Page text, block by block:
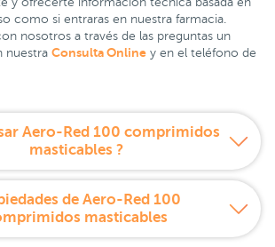
como si entraras en nuestra farmacia.
nosotros a través de las preguntas un
nuestra Consulta Online y en el teléfono de
Aero-Red 100 comprimidos
masticables ?
de Aero-Red 100
masticables